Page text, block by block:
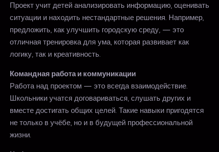
Проект учит детей анализировать информацию, оценивать
ситуации и находить нестандартные решения. Например,
предложить, как улучшить городскую среду, — это
отличная тренировка для ума, которая развивает как
логику, так и креативность.
Командная работа и коммуникации
Работа над проектом — это всегда взаимодействие.
Школьники учатся договариваться, слушать других и
вместе достигать общих целей. Такие навыки пригодятся
не только в учёбе, но и в будущей профессиональной
жизни.